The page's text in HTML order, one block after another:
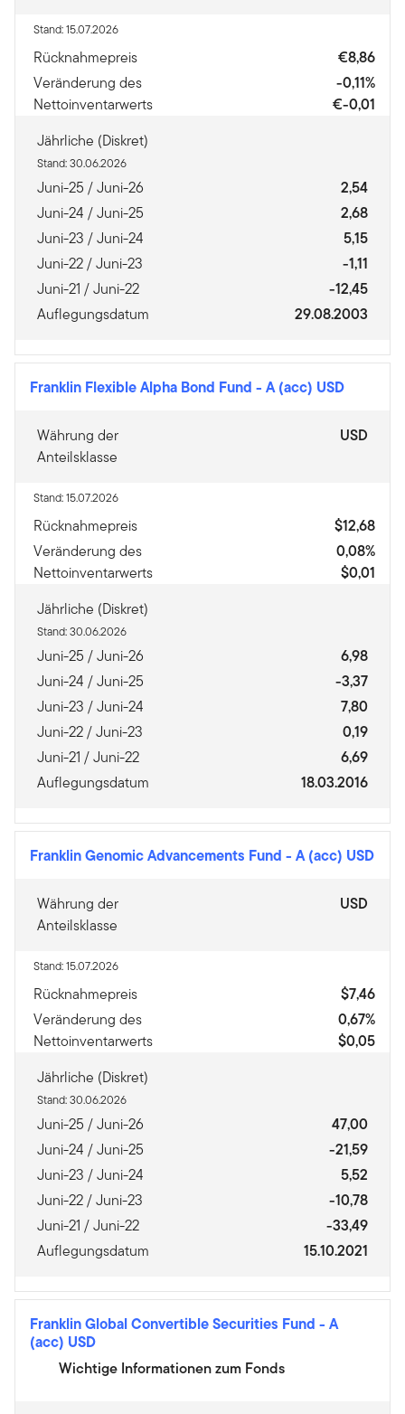
Stand: 15.07.2026
Rücknahmepreis
€8,86
Veränderung des
Nettoinventarwerts
-0,11%
€-0,01
Jährliche (Diskret)
Stand: 30.06.2026
Juni-25 / Juni-26
2,54
Juni-24 / Juni-25
2,68
Juni-23 / Juni-24
5,15
Juni-22 / Juni-23
-1,11
Juni-21 / Juni-22
-12,45
Auflegungsdatum
29.08.2003
Franklin Flexible Alpha Bond Fund - A (acc) USD
Währung der
Anteilsklasse
USD
Stand: 15.07.2026
Rücknahmepreis
$12,68
Veränderung des
Nettoinventarwerts
0,08%
$0,01
Jährliche (Diskret)
Stand: 30.06.2026
Juni-25 / Juni-26
6,98
Juni-24 / Juni-25
-3,37
Juni-23 / Juni-24
7,80
Juni-22 / Juni-23
0,19
Juni-21 / Juni-22
6,69
Auflegungsdatum
18.03.2016
Franklin Genomic Advancements Fund - A (acc) USD
Währung der
Anteilsklasse
USD
Stand: 15.07.2026
Rücknahmepreis
$7,46
Veränderung des
Nettoinventarwerts
0,67%
$0,05
Jährliche (Diskret)
Stand: 30.06.2026
Juni-25 / Juni-26
47,00
Juni-24 / Juni-25
-21,59
Juni-23 / Juni-24
5,52
Juni-22 / Juni-23
-10,78
Juni-21 / Juni-22
-33,49
Auflegungsdatum
15.10.2021
Franklin Global Convertible Securities Fund - A
(acc) USD
Wichtige Informationen zum Fonds